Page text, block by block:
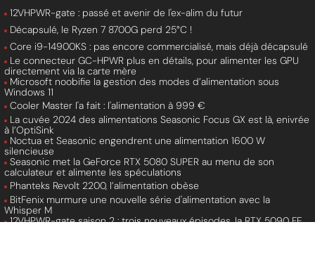
12VHPWR-gate : passé et avenir de l'ex-alim du futur
Décapsulé, le Ryzen 7 8700G perd 25°C !
Core i9-14900KS : pas encore commercialisé, mais déjà décapsulé
Le connecteur GC-HPWR plus en détails, pour alimenter les GPU
directement via la carte mère
Microsoft noobifie la gestion des modes d’alimentation sous
Windows 11
Cooler Master l'a fait : l'alimentation à 999 €
La cuvée 2024 des alimentations Seasonic Focus GX est là, enivrée
à l’OptiSink
Noctua et Seasonic engendrent une alimentation 1600 W
silencieuse
Seasonic met la GeForce RTX 5080 SUPER au menu de son
calculateur et alimente les spéculations
Phanteks Revolt 2200, l’alimentation obèse
BitFenix murmure une nouvelle série d'alimentation avec la
Whisper M
12VHPWR-gate saison 2 : trois nouveaux épisodes, la RTX 5090 FE